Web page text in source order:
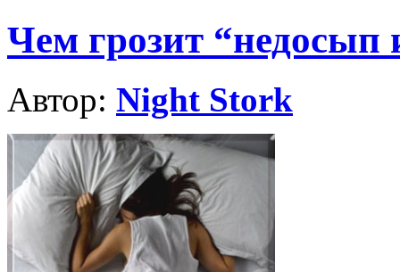
Чем грозит “недосып
Автор: Night Stork